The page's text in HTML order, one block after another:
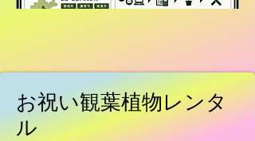
​お祝い観葉植物レンタ
ル